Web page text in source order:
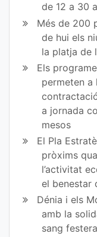
de 12 a 30
Més de 200
de hui els
la platja de
Els
permeten a
a jornada
mesos
El Pla
pròxims
l’activitat
el benestar
Dénia i els
amb la
sang festera